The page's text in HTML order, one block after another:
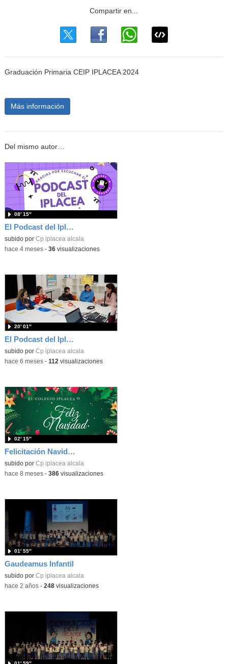
Graduación Primaria CEIP IPLACEA 2024
Más información
Del mismo autor…
El Podcast del Iplacea 2x02
subido por Cp iplacea alcala
08′ 15″
-hace 4 meses- 36visualizaciones
El Podcast del Iplacea 2x01
subido por Cp iplacea alcala
20′ 01″
-hace 6 meses- 112 visualizaciones
Felicitación Navideña CEIP IPLACEA
subido por Cp iplacea alcala
02′ 15″
-hace 8 meses- 386visualizaciones
Gaudeamus Infantil
subido por Cp iplacea alcala
01′ 55″
-hace 2 años- 248visualizaciones